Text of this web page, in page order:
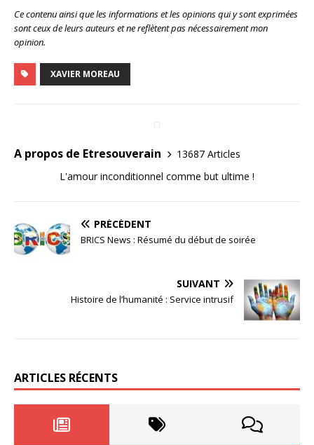
Ce contenu ainsi que les informations et les opinions qui y sont exprimées
sont ceux de leurs auteurs et ne reflètent pas nécessairement mon
opinion.
XAVIER MOREAU
A propos de Etresouverain
13687 Articles
L'amour inconditionnel comme but ultime !
PRÉCÉDENT
BRICS News : Résumé du début de soirée
SUIVANT
Histoire de l’humanité : Service intrusif
ARTICLES RÉCENTS